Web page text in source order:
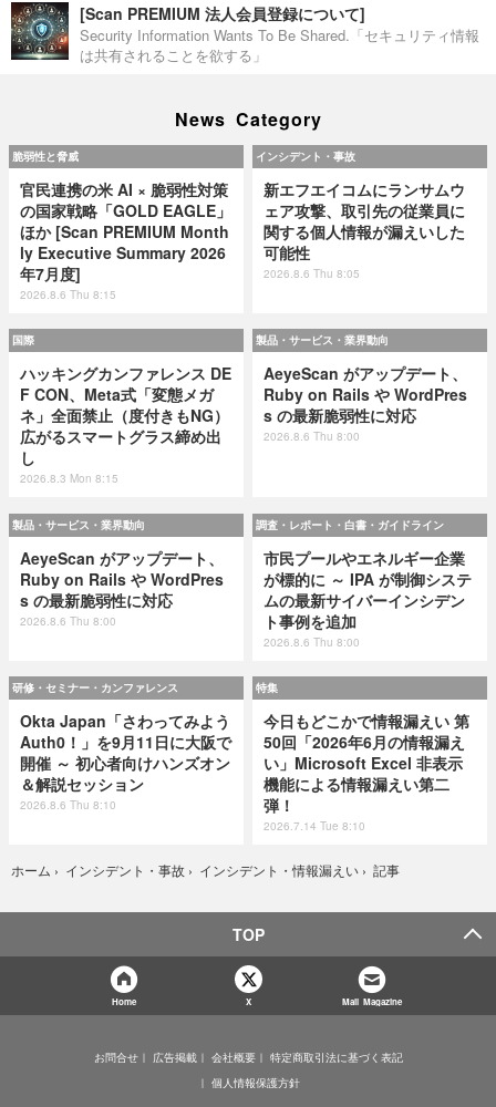
[Scan PREMIUM 法人会員登録について]
Security Information Wants To Be Shared.「セキュリティ情報
は共有されることを欲する」
News Category
脆弱性と脅威
官民連携の米 AI × 脆弱性対策
の国家戦略「GOLD EAGLE」
ほか [Scan PREMIUM Month
ly Executive Summary 2026
年7月度]
2026.8.6 Thu 8:15
インシデント・事故
新エフエイコムにランサムウ
ェア攻撃、取引先の従業員に
関する個人情報が漏えいした
可能性
2026.8.6 Thu 8:05
国際
ハッキングカンファレンス DE
F CON、Meta式「変態メガ
ネ」全面禁止（度付きもNG）
広がるスマートグラス締め出
し
2026.8.3 Mon 8:15
製品・サービス・業界動向
AeyeScan がアップデート、
Ruby on Rails や WordPres
s の最新脆弱性に対応
2026.8.6 Thu 8:00
製品・サービス・業界動向
AeyeScan がアップデート、
Ruby on Rails や WordPres
s の最新脆弱性に対応
2026.8.6 Thu 8:00
調査・レポート・白書・ガイドライン
市民プールやエネルギー企業
が標的に ～ IPA が制御システ
ムの最新サイバーインシデン
ト事例を追加
2026.8.6 Thu 8:00
研修・セミナー・カンファレンス
Okta Japan「さわってみよう
Auth0！」を9月11日に大阪で
開催 ～ 初心者向けハンズオン
＆解説セッション
2026.8.6 Thu 8:10
特集
今日もどこかで情報漏えい 第
50回「2026年6月の情報漏え
い」Microsoft Excel 非表示
機能による情報漏えい第二
弾！
2026.7.14 Tue 8:10
ホーム › インシデント・事故 › インシデント・情報漏えい › 記事
TOP
Home X Mail Magazine
お問合せ 広告掲載 会社概要
特定商取引法に基づく表記
個人情報保護方針